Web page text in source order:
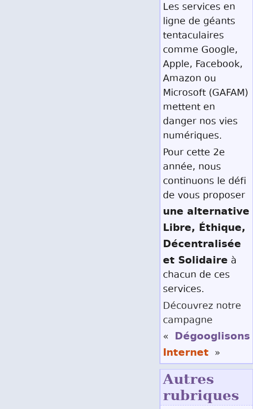
Les services en
ligne de géants
tentaculaires
comme Google,
Apple, Facebook,
Amazon ou
Microsoft (GAFAM)
mettent en
danger nos vies
numériques.
Pour cette 2e
année, nous
continuons le défi
de vous proposer
une alternative
Libre, Éthique,
Décentralisée
et Solidaire à
chacun de ces
services.
Découvrez notre
campagne
« Dégooglisons
Internet »
Autres
rubriques